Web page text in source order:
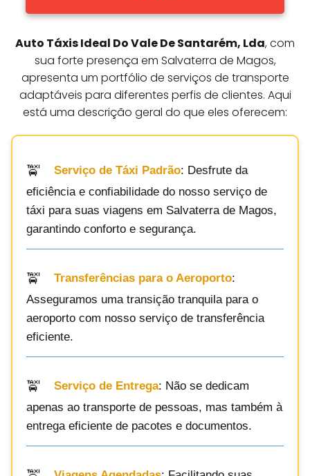
Auto Táxis Ideal Do Vale De Santarém, Lda, com
sua forte presença em Salvaterra de Magos,
apresenta um portfólio de serviços de transporte
adaptáveis para diferentes perfis de clientes. Aqui
está uma descrição geral do que eles oferecem:
Serviço de Táxi Padrão: Desfrute da
eficiência e confiabilidade do nosso serviço de
táxi para suas viagens em Salvaterra de Magos,
garantindo conforto e segurança.
Transferências para o Aeroporto:
Asseguramos uma transição tranquila para o
aeroporto com nosso serviço de transferência
eficiente.
Serviço de Entrega: Não se dedicam
apenas ao transporte de pessoas, mas também à
entrega eficiente de pacotes e documentos.